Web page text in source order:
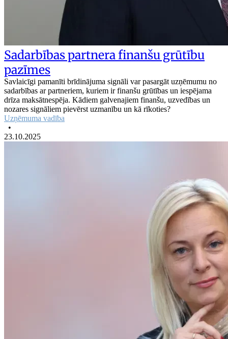
Sadarbības partnera finanšu grūtību
pazīmes
Savlaicīgi pamanīti brīdinājuma signāli var pasargāt uzņēmumu no
sadarbības ar partneriem, kuriem ir finanšu grūtības un iespējama
drīza maksātnespēja. Kādiem galvenajiem finanšu, uzvedības un
nozares signāliem pievērst uzmanību un kā rīkoties?
Uzņēmuma vadība
•
23.10.2025